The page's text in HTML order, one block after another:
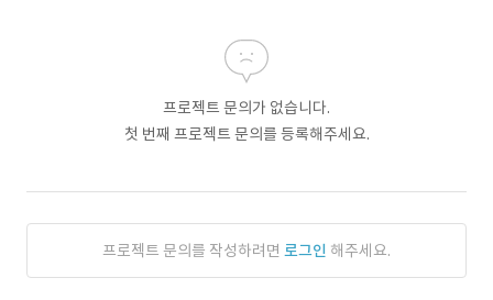
프로젝트 문의가 없습니다.
첫 번째 프로젝트 문의를 등록해주세요.
프로젝트 문의를 작성하려면 로그인 해주세요.